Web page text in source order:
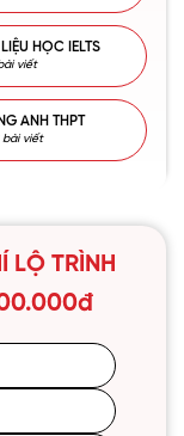
HỌC IELTS
viết
ANH THPT
bài viết
LỘ TRÌNH